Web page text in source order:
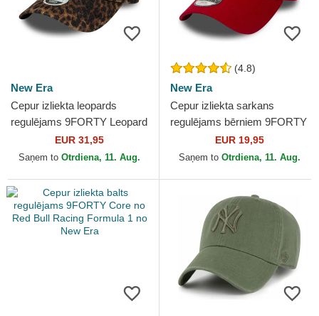
New Era
Cepur izliekta leopards
regulējams 9FORTY Leopard
Cosy no New York Yankees
MLB no New Era
EUR 31,95
Saņem to Otrdiena, 11. Aug.
(4.8)
New Era
Cepur izliekta sarkans
regulējams bērniem 9FORTY
Essential no New York
Yankees MLB no New Era
EUR 19,95
Saņem to Otrdiena, 11. Aug.